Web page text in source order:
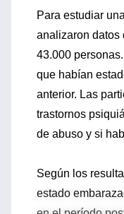
Para estudiar
analizaron datos
43.000
que habían
anterior. Las
trastornos
de abuso y si
Según los
estado